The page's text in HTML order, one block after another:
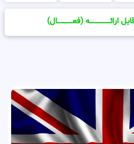
(فعـــــــــــــــال)